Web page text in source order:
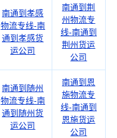
南通到孝感
物流专线-南
通到孝感货
运公司
南通到荆
州物流专
线-南通到
荆州货运
公司
南通到随州
物流专线-南
通到随州货
运公司
南通到恩
施物流专
线-南通到
恩施货运
公司